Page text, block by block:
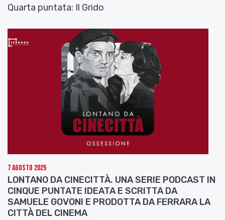
Quarta puntata: Il Grido
7 Agosto 2025
LONTANO DA CINECITTÀ. UNA SERIE PODCAST IN
CINQUE PUNTATE IDEATA E SCRITTA DA
SAMUELE GOVONI E PRODOTTA DA FERRARA LA
CITTÀ DEL CINEMA